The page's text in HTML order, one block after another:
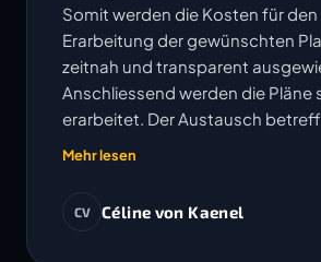
Somit werden die Kosten für
Erarbeitung der gewünschten
zeitnah und transparent
Anschliessend werden die Pläne
erarbeitet. Der Austausch
Fragen erfolgt sehr unkompliziert
Termine werden eingehalten. Ich
Mehr lesen
CV Céline von Kaenel